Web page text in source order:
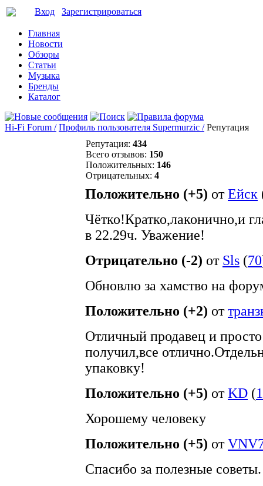
Вход Зарегистрироваться
Главная
Новости
Обзоры
Статьи
Музыка
Бренды
Каталог
Hi-Fi Forum / Профиль пользователя Supermurzic / Репутация
Репутация: 434
Всего отзывов: 150
Положительных: 146
Отрицательных: 4
Положительно (+5) отЕйск
Чётко!Кратко,лаконично,и
в 22.29ч. Уважение!
Отрицательно (-2) от Sls (70
Обновлю за хамство на
Положительно (+2) от
Отличный продавец и
получил,все
упаковку!
Положительно (+5) отKD (
Хорошему человеку
Положительно (+5) от
Спасибо за полезные советы.